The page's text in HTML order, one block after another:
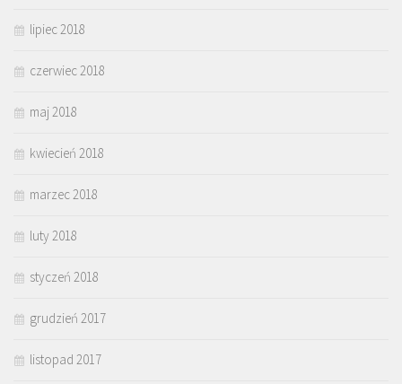
lipiec 2018
czerwiec 2018
maj 2018
kwiecień 2018
marzec 2018
luty 2018
styczeń 2018
grudzień 2017
listopad 2017